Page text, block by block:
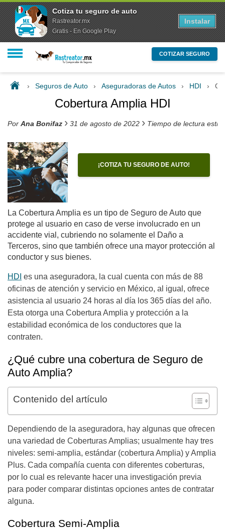
COTIZAR SEGURO
› Seguros de Auto › Aseguradoras de Autos › HDI ›
Cobertura Amplia HDI
Por Ana Bonifaz › 31 de agosto de 2022 › Tiempo de lectura
¡COTIZA TU SEGURO DE AUTO!
La Cobertura Amplia es un tipo de Seguro de Auto que
protege al usuario en caso de verse involucrado en un
accidente vial, cubriendo no solamente el Daño a
Terceros, sino que también ofrece una mayor protección al
conductor y sus bienes.
HDI es una aseguradora, la cual cuenta con más de 88
oficinas de atención y servicio en México, al igual, ofrece
asistencia al usuario 24 horas al día los 365 días del año.
Esta otorga una Cobertura Amplia y protección a la
estabilidad económica de los conductores que la
contraten.
¿Qué cubre una cobertura de Seguro de
Auto Amplia?
Contenido del artículo
Dependiendo de la aseguradora, hay algunas que ofrecen
una variedad de Coberturas Amplias; usualmente hay tres
niveles: semi-amplia, estándar (cobertura Amplia) y Amplia
Plus. Cada compañía cuenta con diferentes coberturas,
por lo cual es relevante hacer una investigación previa
para poder comparar distintas opciones antes de contratar
alguna.
Cobertura Semi-Amplia
Cotiza tu seguro de auto
Rastreator.mx
Gratis - En Google Play
Instalar